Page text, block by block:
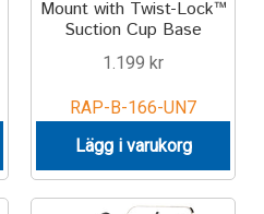
Mount with Twist-Lock™
Suction Cup Base
1.199 kr
RAP-B-166-UN7
Lägg i varukorg